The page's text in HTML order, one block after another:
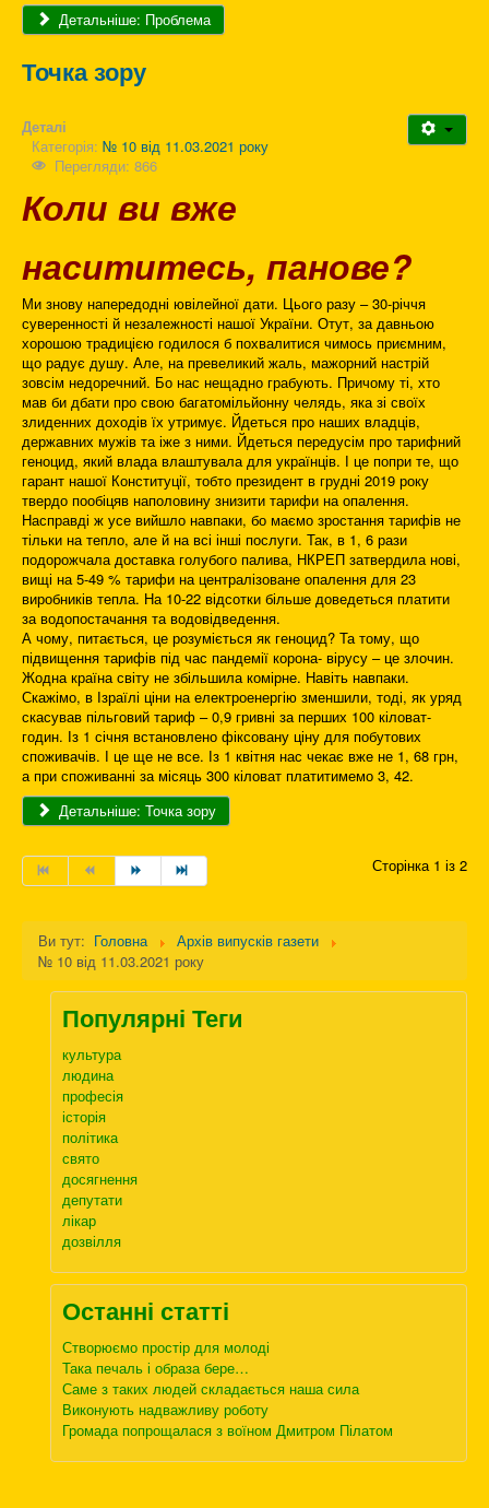
Детальніше: Проблема
Точка зору
Деталі
Категорія: № 10 від 11.03.2021 року
Перегляди: 866
Коли ви вже
насититесь, панове?
Ми знову напередодні ювілейної дати. Цього разу – 30-річчя
суверенності й незалежності нашої України. Отут, за давньою
хорошою традицією годилося б похвалитися чимось приємним,
що радує душу. Але, на превеликий жаль, мажорний настрій
зовсім недоречний. Бо нас нещадно грабують. Причому ті, хто
мав би дбати про свою багатомільйонну челядь, яка зі своїх
злиденних доходів їх утримує. Йдеться про наших владців,
державних мужів та іже з ними. Йдеться передусім про тарифний
геноцид, який влада влаштувала для українців. І це попри те, що
гарант нашої Конституції, тобто президент в грудні 2019 року
твердо пообіцяв наполовину знизити тарифи на опалення.
Насправді ж усе вийшло навпаки, бо маємо зростання тарифів не
тільки на тепло, але й на всі інші послуги. Так, в 1, 6 рази
подорожчала доставка голубого палива, НКРЕП затвердила нові,
вищі на 5-49 % тарифи на централізоване опалення для 23
виробників тепла. На 10-22 відсотки більше доведеться платити
за водопостачання та водовідведення.
А чому, питається, це розуміється як геноцид? Та тому, що
підвищення тарифів під час пандемії корона- вірусу – це злочин.
Жодна країна світу не збільшила комірне. Навіть навпаки.
Скажімо, в Ізраїлі ціни на електроенергію зменшили, тоді, як уряд
скасував пільговий тариф – 0,9 гривні за перших 100 кіловат-
годин. Із 1 січня встановлено фіксовану ціну для побутових
споживачів. І це ще не все. Із 1 квітня нас чекає вже не 1, 68 грн,
а при споживанні за місяць 300 кіловат платитимемо 3, 42.
Детальніше: Точка зору
Сторінка 1 із 2
Ви тут: Головна
Архів випусків газети
№ 10 від 11.03.2021 року
Популярні Теги
культура
людина
професія
історія
політика
свято
досягнення
депутати
лікар
дозвілля
Останні статті
Створюємо простір для молоді
Така печаль і образа бере…
Саме з таких людей складається наша сила
Виконують надважливу роботу
Громада попрощалася з воїном Дмитром Пілатом